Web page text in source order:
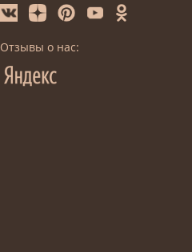
Отзывы о нас: